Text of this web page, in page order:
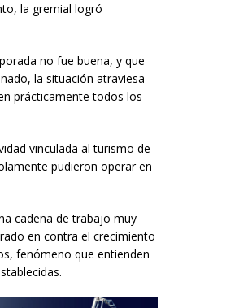
la gremial logró
no fue buena, y que
la situación atraviesa
prácticamente todos los
vinculada al turismo de
pudieron operar en
cadena de trabajo muy
en contra el crecimiento
fenómeno que entienden